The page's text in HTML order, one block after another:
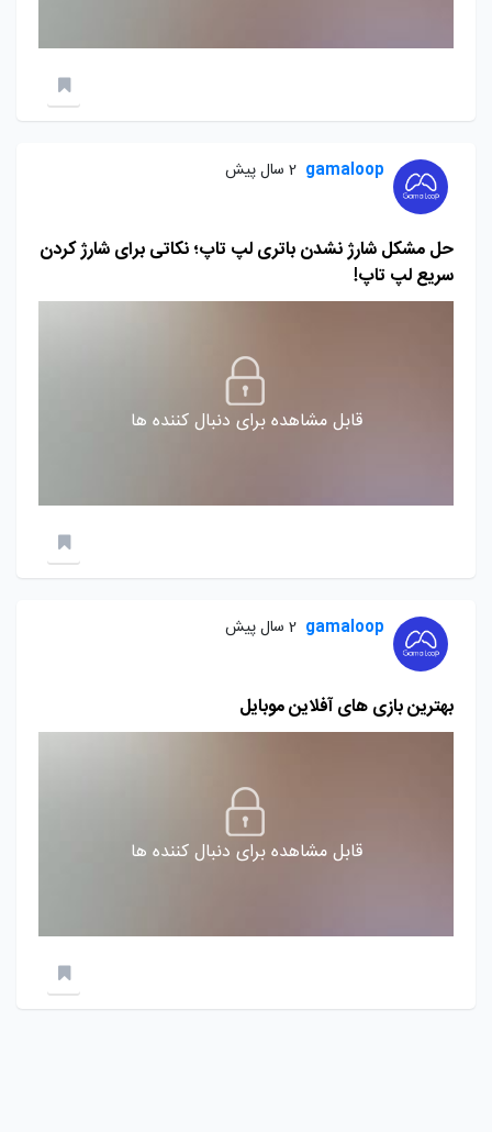
gamaloop 2 سال پیش
حل مشکل شارژ نشدن باتری لپ تاپ؛ نکاتی برای شارژ کردن
سریع لپ تاپ!
قابل مشاهده برای دنبال کننده ها
gamaloop 2 سال پیش
بهترین بازی های آفلاین موبایل
قابل مشاهده برای دنبال کننده ها